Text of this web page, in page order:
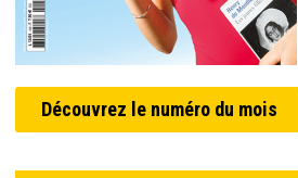
Découvrez le numéro du mois